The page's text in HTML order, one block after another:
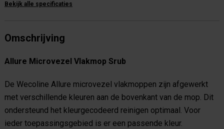
Bekijk alle specificaties
Omschrijving
Allure Microvezel Vlakmop Srub
De Wecoline Allure microvezel vlakmoppen zijn afgewerkt
met verschillende kleuren aan de bovenkant van de mop. Dit
ondersteund het kleurgecodeerd reinigen optimaal. Voor
ieder toepassingsgebied is er een passende kleur.